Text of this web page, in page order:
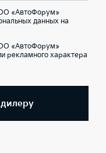
«АвтоФорум»
данных на
«АвтоФорум»
рекламного характера